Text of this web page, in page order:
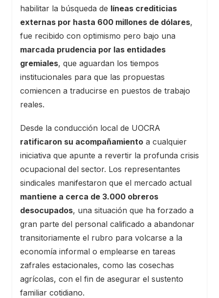
habilitar la búsqueda de líneas crediticias
externas por hasta 600 millones de dólares,
fue recibido con optimismo pero bajo una
marcada prudencia por las entidades
gremiales, que aguardan los tiempos
institucionales para que las propuestas
comiencen a traducirse en puestos de trabajo
reales.
Desde la conducción local de UOCRA
ratificaron su acompañamiento a cualquier
iniciativa que apunte a revertir la profunda crisis
ocupacional del sector. Los representantes
sindicales manifestaron que el mercado actual
mantiene a cerca de 3.000 obreros
desocupados, una situación que ha forzado a
gran parte del personal calificado a abandonar
transitoriamente el rubro para volcarse a la
economía informal o emplearse en tareas
zafrales estacionales, como las cosechas
agrícolas, con el fin de asegurar el sustento
familiar cotidiano.